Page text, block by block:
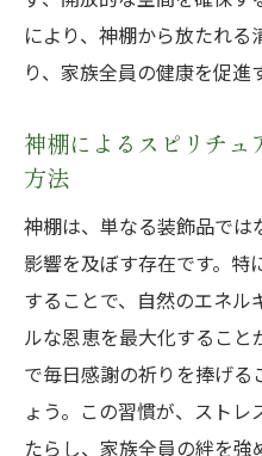
により、神棚から放たれ
り、家族全員の健康を促進
神棚によるスピリチュ
方法
神棚は、単なる装飾品で
影響を及ぼす存在です。特
することで、自然のエネ
ルな恩恵を最大化すること
で毎日感謝の祈りを捧げる
ょう。この習慣が、ストレ
たらし、家族全員の絆を